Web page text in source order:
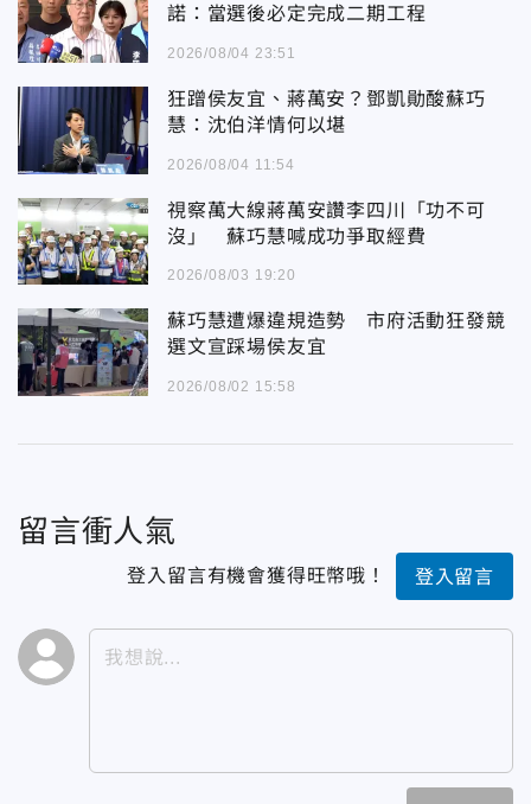
諾：當選後必定完成二期工程
2026/08/04 23:51
狂蹭侯友宜、蔣萬安？鄧凱勛酸蘇巧
慧：沈伯洋情何以堪
2026/08/04 11:54
視察萬大線蔣萬安讚李四川「功不可
沒」 蘇巧慧喊成功爭取經費
2026/08/03 19:20
蘇巧慧遭爆違規造勢 市府活動狂發競
選文宣踩場侯友宜
2026/08/02 15:58
留言衝人氣
登入留言有機會獲得旺幣哦！ 登入留言